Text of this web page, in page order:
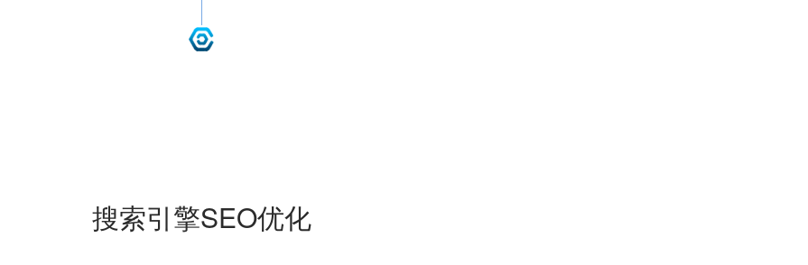
云
优
搜索引擎SEO优化